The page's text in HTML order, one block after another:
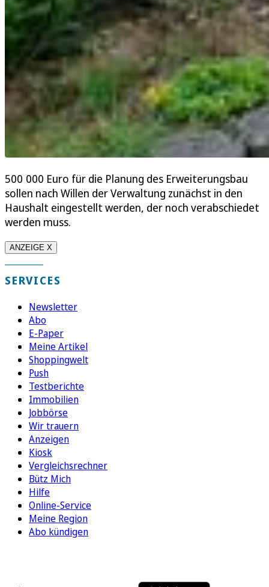
500 000 Euro für die Planung des Erweiterungsbau
sollen nach Willen der Verwaltung zunächst in den
Haushalt eingestellt werden, der noch verabschiedet
werden muss.
ANZEIGE X
SERVICES
Newsletter
Abo
E-Paper
Meine Artikel
Shoppingwelt
Push
Testberichte
Immobilien
Jobbörse
Wir trauern
Anzeigen
Kiosk
Vergleichsrechner
Bütz Mich
Hilfe
Online-Service
Meine Region
Abo kündigen